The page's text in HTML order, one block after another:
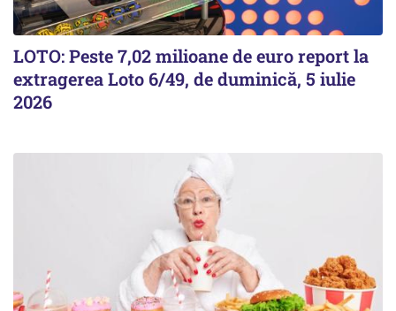
LOTO: Peste 7,02 milioane de euro report la
extragerea Loto 6/49, de duminică, 5 iulie
2026